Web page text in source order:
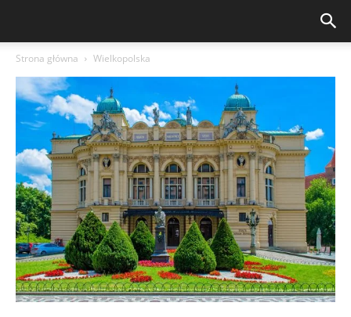
Strona główna Wielkopolska